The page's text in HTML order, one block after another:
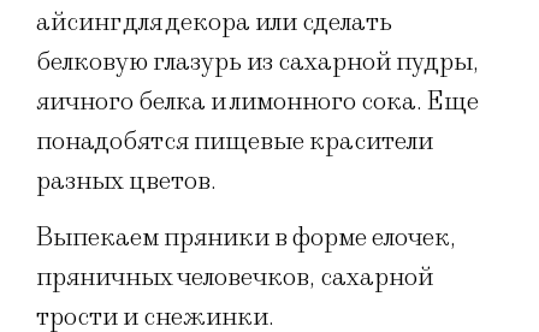
айсинг для декора или сделать
белковую глазурь из сахарной пудры,
яичного белка и лимонного сока. Еще
понадобятся пищевые красители
разных цветов.
Выпекаем пряники в форме елочек,
пряничных человечков, сахарной
трости и снежинки.